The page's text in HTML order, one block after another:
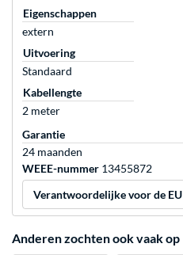
Eigenschappen
extern
Uitvoering
Standaard
Kabellengte
2 meter
Garantie
24 maanden
WEEE-nummer 13455872
Verantwoordelijke voor de EU
Anderen zochten ook vaak op